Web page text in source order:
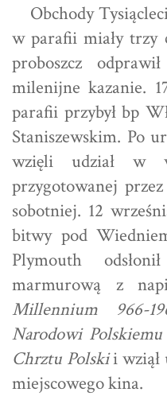
Obchody
w parafii miały trzy
proboszcz
milenijne kazanie.
parafii przybył bp
Staniszewskim. Po
wzięli udział w
przygotowanej
sobotniej. 12
bitwy pod
Plymouth
marmurową z
Millennium 966-
Narodowi
Chrztu Polskii wziął
miejscowego kina.